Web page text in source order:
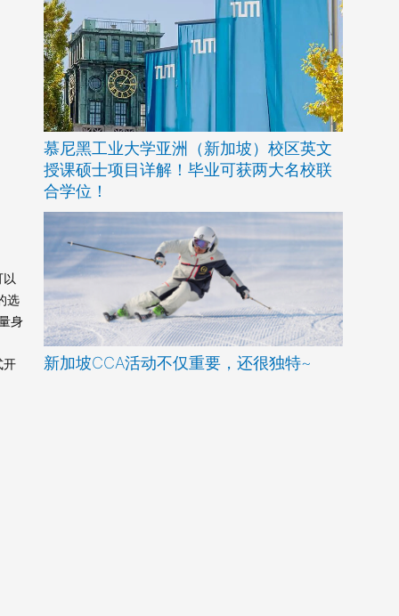
以
选
身
开
慕尼黑工业大学亚洲（新加坡）校区英文
授课硕士项目详解！毕业可获两大名校联
合学位！
新加坡CCA活动不仅重要，还很独特~